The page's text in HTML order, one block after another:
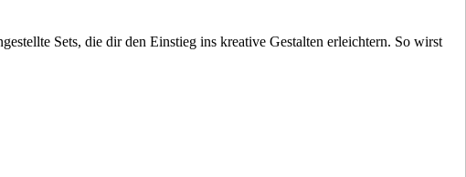
Sets, die dir den Einstieg ins kreative Gestalten erleichtern. So wirst